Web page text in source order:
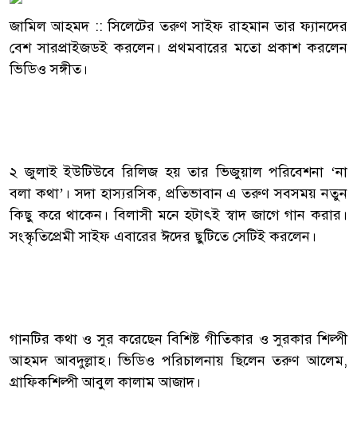
জামিল আহমদ :: সিলেটের তরুণ সাইফ রাহমান তার ফ্যানদের
বেশ সারপ্রাইজডই করলেন। প্রথমবারের মতো প্রকাশ করলেন
ভিডিও সঙ্গীত।
২ জুলাই ইউটিউবে রিলিজ হয় তার ভিজুয়াল পরিবেশনা ‘না
বলা কথা’। সদা হাস্যরসিক, প্রতিভাবান এ তরুণ সবসময় নতুন
কিছু করে থাকেন। বিলাসী মনে হটাৎই স্বাদ জাগে গান করার।
সংস্কৃতিপ্রেমী সাইফ এবারের ঈদের ছুটিতে সেটিই করলেন।
গানটির কথা ও সুর করেছেন বিশিষ্ট গীতিকার ও সুরকার শিল্পী
আহমদ আবদুল্লাহ। ভিডিও পরিচালনায় ছিলেন তরুণ আলেম,
গ্রাফিকশিল্পী আবুল কালাম আজাদ।